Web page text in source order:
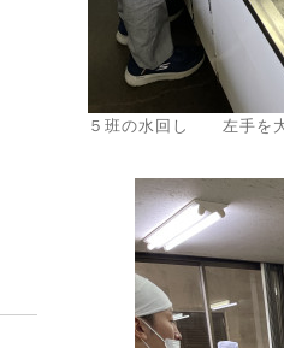
５班の水回し 左手を大